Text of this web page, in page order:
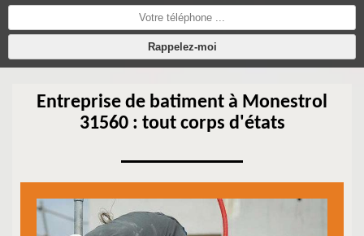
Entreprise de batiment à Monestrol
31560 : tout corps d'états